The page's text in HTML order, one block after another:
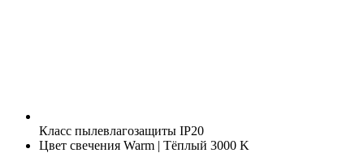
Класс пылевлагозащиты IP20
Цвет свечения Warm | Тёплый 3000 K